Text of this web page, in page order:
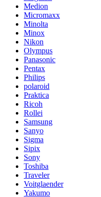
Medion
Micromaxx
Minolta
Minox
Nikon
Olympus
Panasonic
Pentax
Philips
polaroid
Praktica
Ricoh
Rollei
Samsung
Sanyo
Sigma
Sipix
Sony
Toshiba
Traveler
Voitglaender
Yakumo